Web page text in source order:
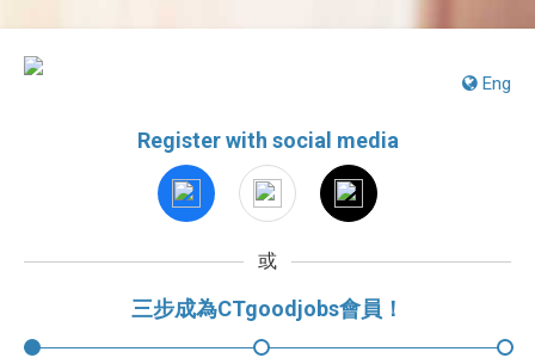
Eng
Register with social media
或
三步成為CTgoodjobs會員！